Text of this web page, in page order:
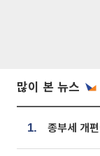
많이 본 뉴스
1.